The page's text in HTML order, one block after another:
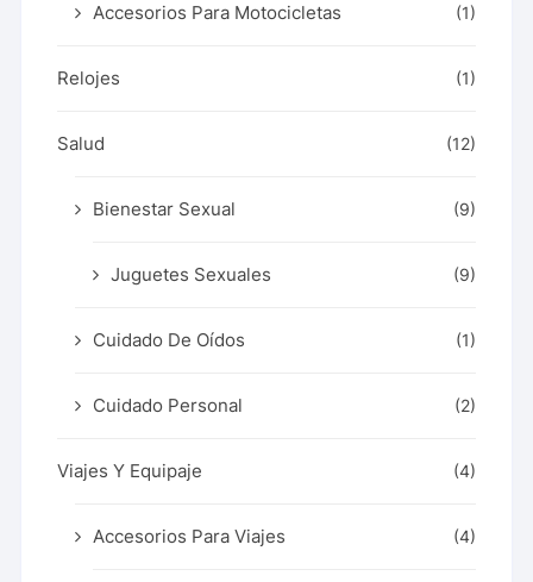
Accesorios Para Motocicletas (1)
Relojes (1)
Salud (12)
Bienestar Sexual (9)
Juguetes Sexuales (9)
Cuidado De Oídos (1)
Cuidado Personal (2)
Viajes Y Equipaje (4)
Accesorios Para Viajes (4)